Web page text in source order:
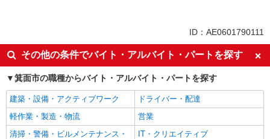
未経験歓迎
車通勤OK
ID：AE0601790111
その他の条件でバイト・アルバイト・パートを探す
箕面市の職種からバイト・アルバイト・パートを探す
建築・設備・アクティブワーク
ドライバー・配達
軽作業・製造・物流
営業
清掃・警備・ビルメンテナンス・
IT・クリエイティブ